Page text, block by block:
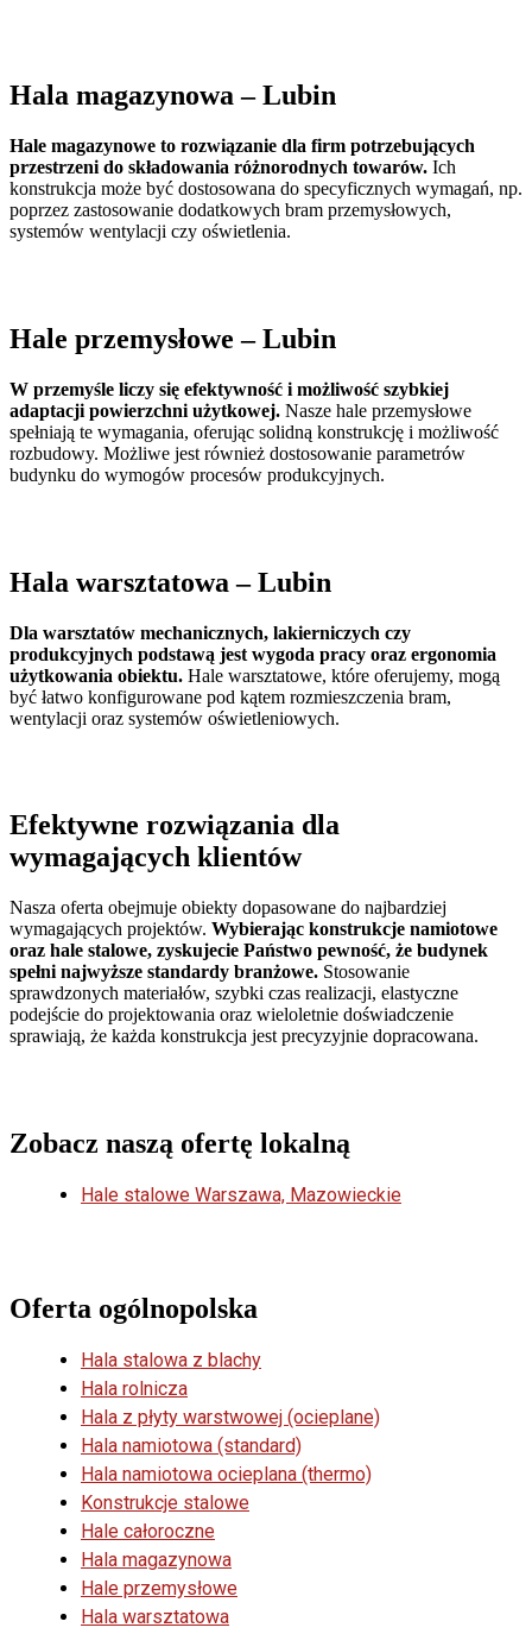
Hala magazynowa – Lubin
Hale magazynowe to rozwiązanie dla firm potrzebujących
przestrzeni do składowania różnorodnych towarów. Ich
konstrukcja może być dostosowana do specyficznych wymagań, np.
poprzez zastosowanie dodatkowych bram przemysłowych,
systemów wentylacji czy oświetlenia.
Hale przemysłowe – Lubin
W przemyśle liczy się efektywność i możliwość szybkiej
adaptacji powierzchni użytkowej. Nasze hale przemysłowe
spełniają te wymagania, oferując solidną konstrukcję i możliwość
rozbudowy. Możliwe jest również dostosowanie parametrów
budynku do wymogów procesów produkcyjnych.
Hala warsztatowa – Lubin
Dla warsztatów mechanicznych, lakierniczych czy
produkcyjnych podstawą jest wygoda pracy oraz ergonomia
użytkowania obiektu. Hale warsztatowe, które oferujemy, mogą
być łatwo konfigurowane pod kątem rozmieszczenia bram,
wentylacji oraz systemów oświetleniowych.
Efektywne rozwiązania dla
wymagających klientów
Nasza oferta obejmuje obiekty dopasowane do najbardziej
wymagających projektów. Wybierając konstrukcje namiotowe
oraz hale stalowe, zyskujecie Państwo pewność, że budynek
spełni najwyższe standardy branżowe. Stosowanie
sprawdzonych materiałów, szybki czas realizacji, elastyczne
podejście do projektowania oraz wieloletnie doświadczenie
sprawiają, że każda konstrukcja jest precyzyjnie dopracowana.
Zobacz naszą ofertę lokalną
Hale stalowe Warszawa, Mazowieckie
Oferta ogólnopolska
Hala stalowa z blachy
Hala rolnicza
Hala z płyty warstwowej (ocieplane)
Hala namiotowa (standard)
Hala namiotowa ocieplana (thermo)
Konstrukcje stalowe
Hale całoroczne
Hala magazynowa
Hale przemysłowe
Hala warsztatowa